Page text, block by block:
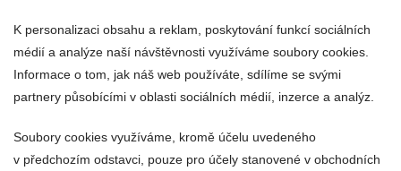
K personalizaci obsahu a reklam, poskytování funkcí sociálních
médií a analýze naší návštěvnosti využíváme soubory cookies.
Informace o tom, jak náš web používáte, sdílíme se svými
partnery působícími v oblasti sociálních médií, inzerce a analýz.
Soubory cookies využíváme, kromě účelu uvedeného
v předchozím odstavci, pouze pro účely stanovené v obchodních